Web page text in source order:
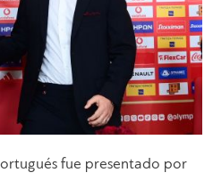
fue presentado por